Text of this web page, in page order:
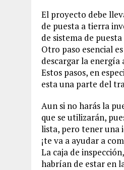
El proyecto debe
de puesta a tierra
de sistema de
Otro paso esencial
descargar la energía
Estos pasos, en
esta una parte del
Aun si no harás la
que se utilizarán,
lista, pero tener una
¡te va a ayudar a
La caja de
habrían de estar en